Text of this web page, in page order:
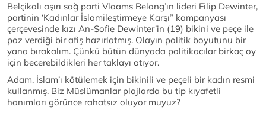
Belçikalı aşırı sağ parti Vlaams Belang’ın lideri Filip Dewinter,
partinin ‘Kadınlar İslamileştirmeye Karşı” kampanyası
çerçevesinde kızı An-Sofie Dewinter’in (19) bikini ve peçe ile
poz verdiği bir afiş hazırlatmış. Olayın politik boyutunu bir
yana bırakalım. Çünkü bütün dünyada politikacılar birkaç oy
için becerebildikleri her taklayı atıyor.
Adam, İslam’ı kötülemek için bikinili ve peçeli bir kadın resmi
kullanmış. Biz Müslümanlar plajlarda bu tip kıyafetli
hanımları görünce rahatsız oluyor muyuz?